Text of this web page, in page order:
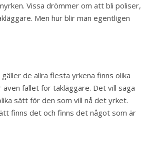
Vissa drömmer om att bli poliser,
Men hur blir man egentligen
de allra flesta yrkena finns olika
fallet för takläggare. Det vill säga
sätt för den som vill nå det yrket.
finns det och finns det något som är